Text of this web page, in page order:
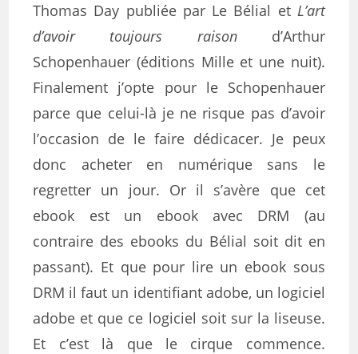
Thomas Day publiée par Le Bélial et L’art
d’avoir toujours raisond’Arthur
Schopenhauer (éditions Mille et une nuit).
Finalement j’opte pour le Schopenhauer
parce que celui-là je ne risque pas d’avoir
l’occasion de le faire dédicacer. Je peux
donc acheter en numérique sans le
regretter un jour. Or il s’avère que cet
ebook est un ebook avec DRM (au
contraire des ebooks du Bélial soit dit en
passant). Et que pour lire un ebook sous
DRM il faut un identifiant adobe, un logiciel
adobe et que ce logiciel soit sur la liseuse.
Et c’est là que le cirque commence.